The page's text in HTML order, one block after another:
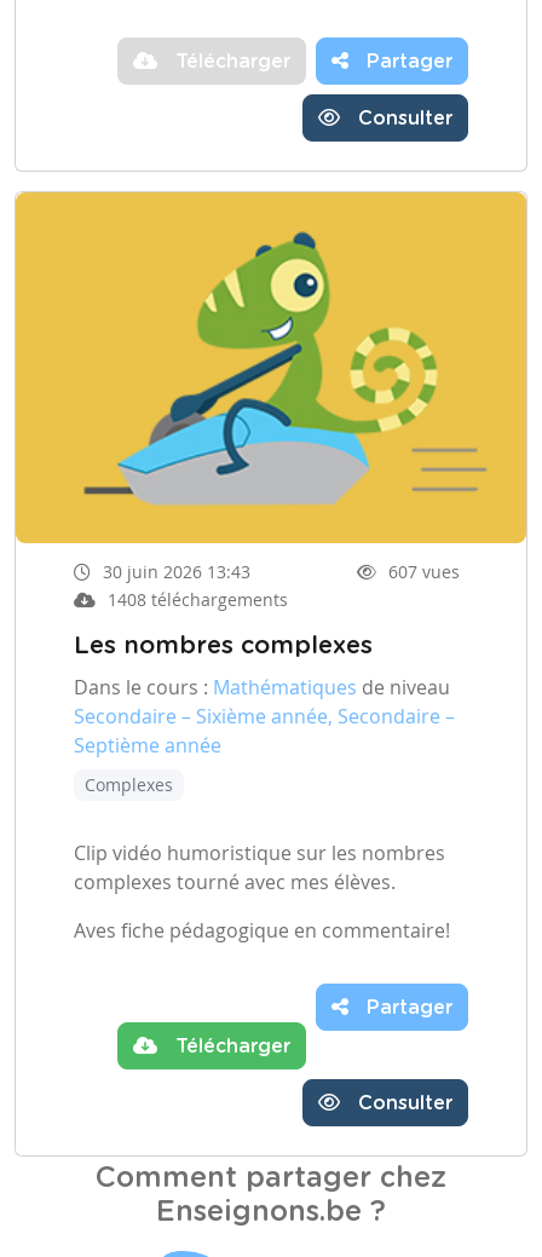
Télécharger Partager
Consulter
30 juin 2026 13:43
607 vues
1408 téléchargements
Les nombres complexes
Dans le cours : Mathématiques de niveau
Secondaire – Sixième année, Secondaire –
Septième année
Complexes
Clip vidéo humoristique sur les nombres
complexes tourné avec mes élèves.
Aves fiche pédagogique en commentaire!
Télécharger
Partager
Consulter
Comment partager chez
Enseignons.be ?